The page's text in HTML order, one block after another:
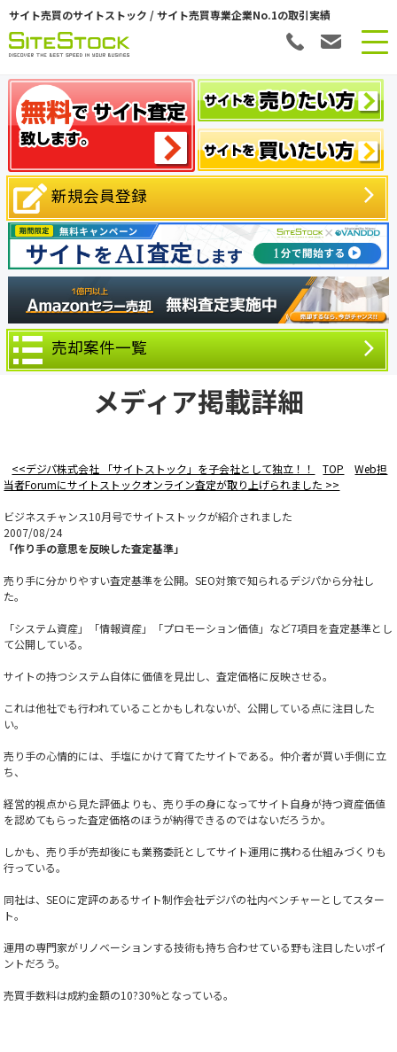
サイト売買のサイトストック / サイト売買専業企業No.1の取引実績
新規会員登録
売却案件一覧
メディア掲載詳細
<<デジパ株式会社 「サイトストック」を子会社として独立！！ TOP
Web担
当者Forumにサイトストックオンライン査定が取り上げられました >>
ビジネスチャンス10月号でサイトストックが紹介されました
2007/08/24
「作り手の意思を反映した査定基準」
売り手に分かりやすい査定基準を公開。SEO対策で知られるデジパから分社し
た。
「システム資産」「情報資産」「プロモーション価値」など7項目を査定基準とし
て公開している。
サイトの持つシステム自体に価値を見出し、査定価格に反映させる。
これは他社でも行われていることかもしれないが、公開している点に注目した
い。
売り手の心情的には、手塩にかけて育てたサイトである。仲介者が買い手側に立
ち、
経営的視点から見た評価よりも、売り手の身になってサイト自身が持つ資産価値
を認めてもらった査定価格のほうが納得できるのではないだろうか。
しかも、売り手が売却後にも業務委託としてサイト運用に携わる仕組みづくりも
行っている。
同社は、SEOに定評のあるサイト制作会社デジパの社内ベンチャーとしてスター
ト。
運用の専門家がリノベーションする技術も持ち合わせている野も注目したいポイ
ントだろう。
売買手数料は成約金額の10?30%となっている。